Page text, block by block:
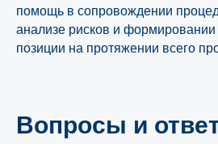
помощь в сопровождении
анализе рисков и
позиции на протяжении всего
Вопросы иСуды общей
Услуги
Компания